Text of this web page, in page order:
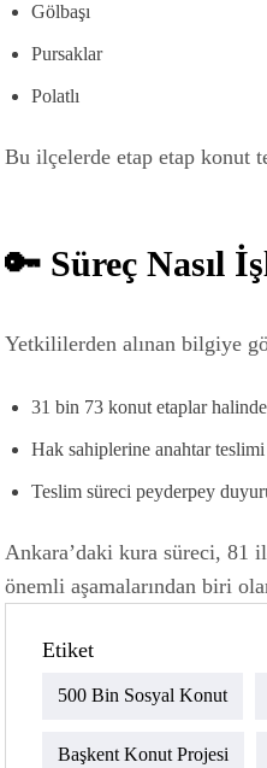
Gölbaşı
Pursaklar
Polatlı
Bu ilçelerde etap etap konut
🔑 Süreç Nasıl
Yetkililerden alınan bilgiye
31 bin 73 konut etaplar
Hak sahiplerine anahtar teslimi
Teslim süreci peyderpey
Ankara’daki kura süreci, 81
önemli aşamalarından biri
Etiket
500 Bin Sosyal Konut
Başkent Konut Projesi